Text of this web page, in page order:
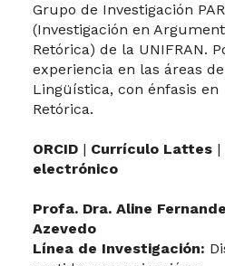
Grupo de Investigación
(Investigación en
Retórica) de la UNIFRAN.
experiencia en las áreas de
Lingüística, con énfasis en
Retórica.
ORCID | Currículo Lattes |
electrónico
Profa. Dra. Aline
Azevedo
Línea de Investigación: